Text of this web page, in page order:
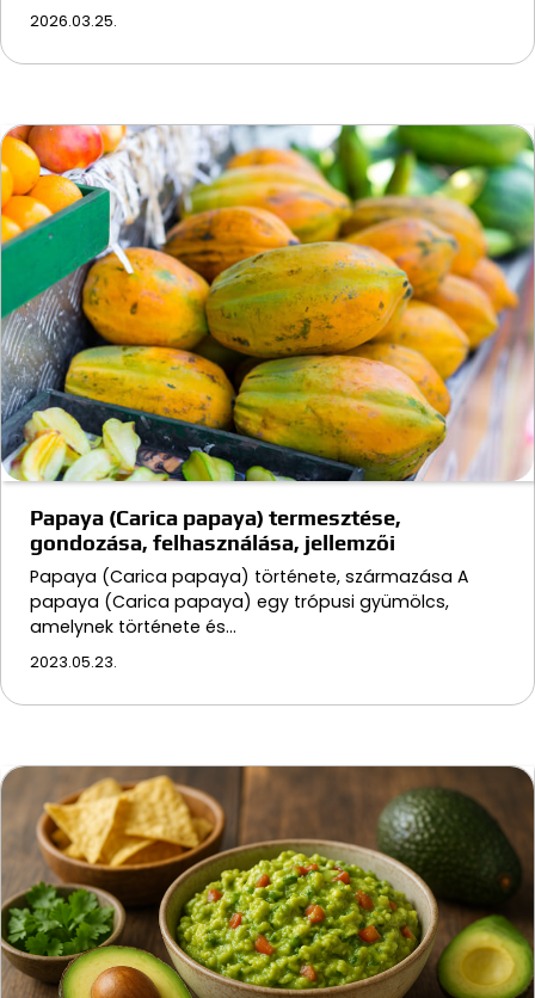
2026.03.25.
Papaya (Carica papaya) termesztése,
gondozása, felhasználása, jellemzői
Papaya (Carica papaya) története, származása A
papaya (Carica papaya) egy trópusi gyümölcs,
amelynek története és…
2023.05.23.